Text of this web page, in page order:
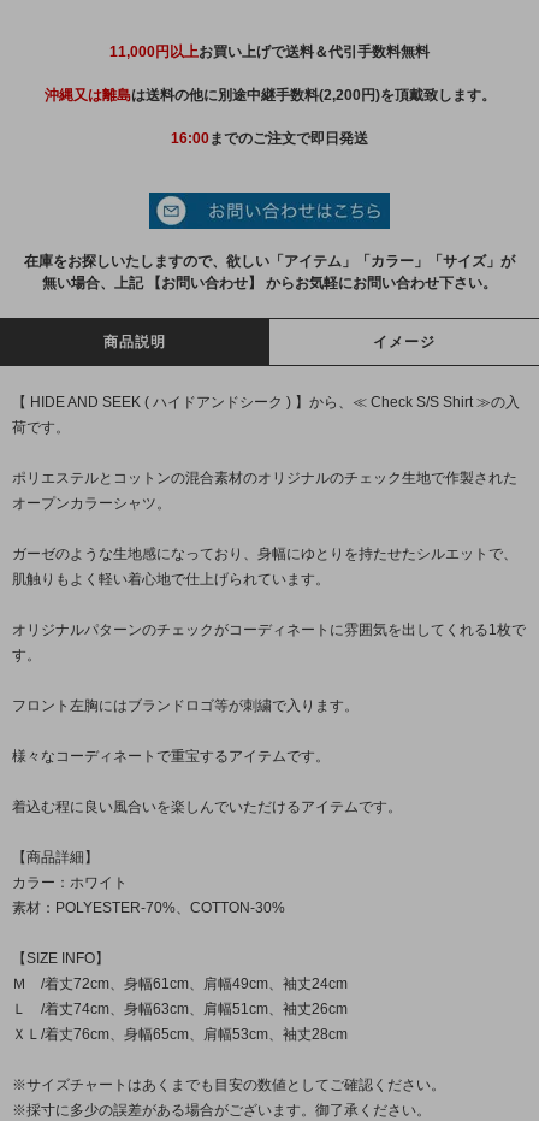
11,000円以上お買い上げで送料＆代引手数料無料
沖縄又は離島は送料の他に別途中継手数料(2,200円)を頂戴致します。
16:00までのご注文で即日発送
在庫をお探しいたしますので、欲しい「アイテム」「カラー」「サイズ」が
無い場合、上記 【お問い合わせ】 からお気軽にお問い合わせ下さい。
商品説明 イメージ
【 HIDE AND SEEK ( ハイドアンドシーク ) 】から、≪ Check S/S Shirt ≫の入
荷です。
ポリエステルとコットンの混合素材のオリジナルのチェック生地で作製された
オープンカラーシャツ。
ガーゼのような生地感になっており、身幅にゆとりを持たせたシルエットで、
肌触りもよく軽い着心地で仕上げられています。
オリジナルパターンのチェックがコーディネートに雰囲気を出してくれる1枚で
す。
フロント左胸にはブランドロゴ等が刺繍で入ります。
様々なコーディネートで重宝するアイテムです。
着込む程に良い風合いを楽しんでいただけるアイテムです。
【商品詳細】
カラー：ホワイト
素材：POLYESTER-70%、COTTON-30%
【SIZE INFO】
Ｍ /着丈72cm、身幅61cm、肩幅49cm、袖丈24cm
Ｌ /着丈74cm、身幅63cm、肩幅51cm、袖丈26cm
ＸＬ/着丈76cm、身幅65cm、肩幅53cm、袖丈28cm
※サイズチャートはあくまでも目安の数値としてご確認ください。
※採寸に多少の誤差がある場合がございます。御了承ください。